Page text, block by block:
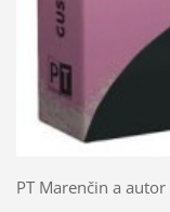
PT Marenčin a